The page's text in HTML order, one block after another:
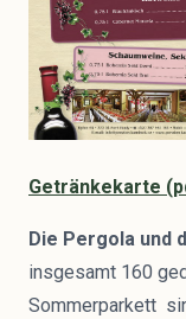
Getränkekarte
Die Pergola und
insgesamt 160
Sommerparkett